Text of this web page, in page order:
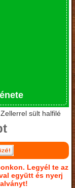
sült halfilé
Legyél te az
együtt és nyerj